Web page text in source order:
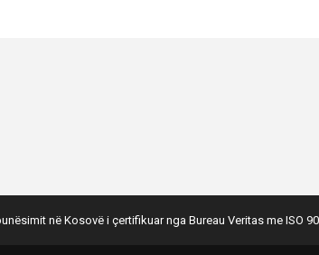
në Kosovë i çertifikuar nga Bureau Veritas me ISO